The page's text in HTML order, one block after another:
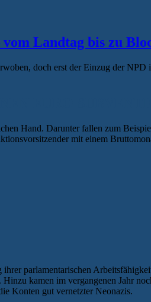
Landtag bis zu
doch erst der Einzug der
Hand. Darunter fallen zum
mit einem
parlamentarischen
kamen im vergangenen Jahr
Konten gut vernetzter Neonazis.